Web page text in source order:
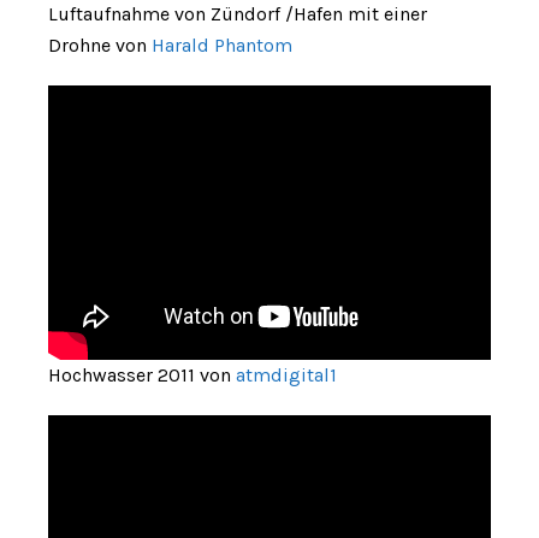
Luftaufnahme von Zündorf /Hafen mit einer
Drohne von Harald Phantom
Hochwasser 2011 von atmdigital1